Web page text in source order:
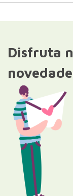
Disfruta